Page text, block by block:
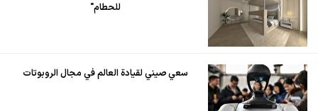
للحطام"
سعي صيني لقيادة العالم في مجال الروبوتات